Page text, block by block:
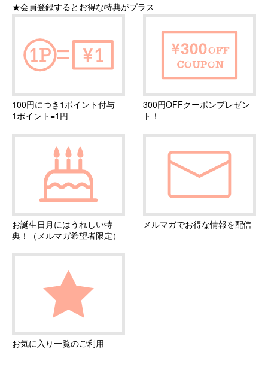
★会員登録するとお得な特典がプラス
100円につき1ポイント付与
1ポイント=1円
300円OFFクーポンプレゼン
ト！
お誕生日月にはうれしい特
典！（メルマガ希望者限定）
メルマガでお得な情報を配信
お気に入り一覧のご利用